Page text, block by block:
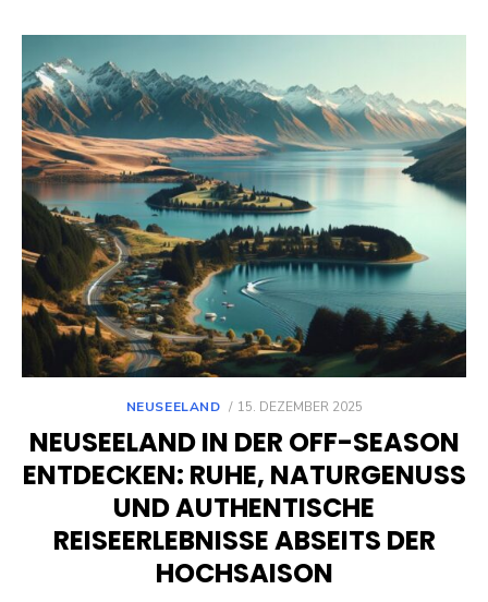
NEUSEELAND
POSTED
15. DEZEMBER 2025
NEUSEELAND IN DER OFF-SEASON
ENTDECKEN: RUHE, NATURGENUSS
UND AUTHENTISCHE
REISEERLEBNISSE ABSEITS DER
HOCHSAISON